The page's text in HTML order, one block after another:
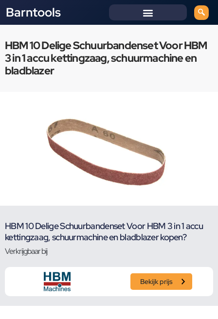
Barntools
HBM 10 Delige Schuurbandenset Voor HBM
3 in 1 accu kettingzaag, schuurmachine en
bladblazer
HBM 10 Delige Schuurbandenset Voor HBM 3 in 1 accu
kettingzaag, schuurmachine en bladblazer kopen?
Verkrijgbaar bij
Bekijk prijs